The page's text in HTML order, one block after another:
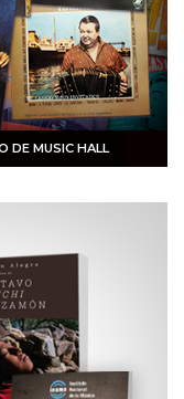
DE MUSIC HALL